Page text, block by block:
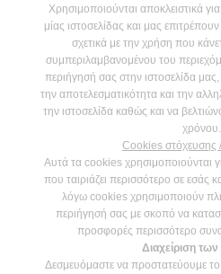
Χρησιμοποιούνται αποκλειστικά
μίας ιστοσελίδας και μας
σχετικά με την χρήση που
συμπεριλαμβανομένου του
περιήγησή σας στην ιστοσελίδα
την αποτελεσματικότητα και την
την ιστοσελίδα καθώς και να
χρόνου.
Cookies στόχευσης
Αυτά τα cookies χρησιμοποιούνται
που ταιριάζει περισσότερο σε εσάς
λόγω cookies χρησιμοποιούν
περιήγησή σας με σκοπό να
προσφορές περισσότερο
Διαχείριση
Δεσμευόμαστε να προστατεύουμε